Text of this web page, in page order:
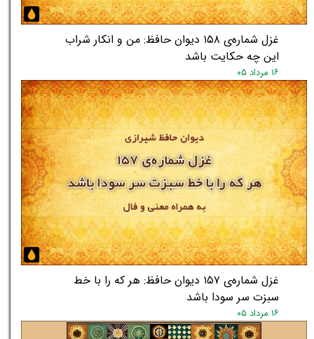
★
غزل شماره‌ی ۱۵۸ دیوان حافظ: من و انکار شراب
این چه حکایت باشد
۱۶ مرداد ۰۵
غزل شماره‌ی ۱۵۷ دیوان حافظ: هر که را با خط
سبزت سر سودا باشد
۱۶ مرداد ۰۵